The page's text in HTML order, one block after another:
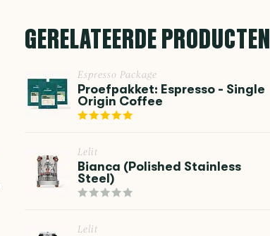
GERELATEERDE PRODUCTEN
Espresso Package
Proefpakket: Espresso - Single
Origin Coffee
Lelit
Bianca (Polished Stainless
Steel)
Lelit